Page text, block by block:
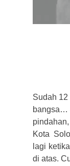
Sudah 12
bangsa…
Kota
lagi
di atas.